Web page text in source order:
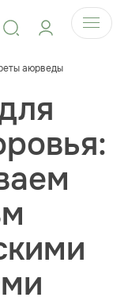
аюрведы